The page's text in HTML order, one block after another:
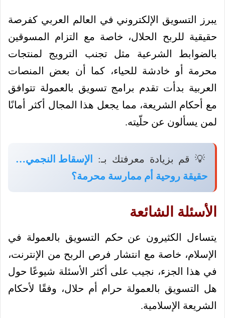
يبرز التسويق الإلكتروني في العالم العربي كفرصة
حقيقية للربح الحلال، خاصة مع التزام المسوقين
بالضوابط الشرعية مثل تجنب الترويج لمنتجات
محرمة أو خادشة للحياء، كما أن بعض المنصات
العربية بدأت تقدم برامج تسويق بالعمولة تتوافق
مع أحكام الشريعة، مما يجعل هذا المجال أكثر أمانًا
لمن يسألون عن حلّيته.
💡 قم بزيادة معرفتك بـ:
الإسقاط النجمي…
حقيقة روحية أم ممارسة محرمة؟
الأسئلة الشائعة
يتساءل الكثيرون عن حكم التسويق بالعمولة في
الإسلام، خاصة مع انتشار فرص الربح من الإنترنت،
في هذا الجزء، نجيب على أكثر الأسئلة شيوعًا حول
هل التسويق بالعمولة حرام أم حلال، وفقًا لأحكام
الشريعة الإسلامية.